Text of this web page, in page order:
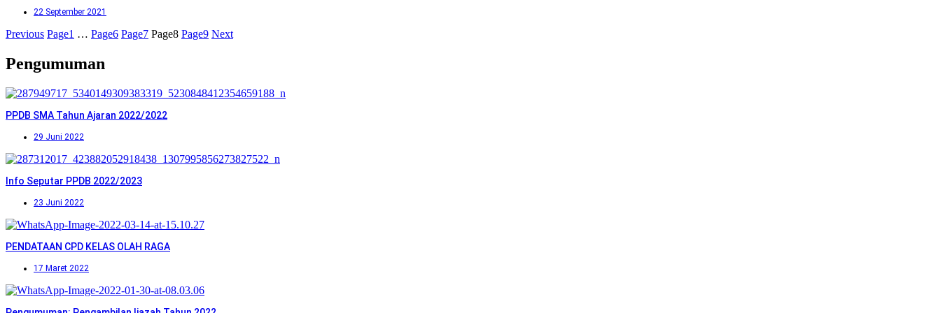
22 September 2021
Previous Page1 … Page6 Page7 Page8 Page9 Next
Pengumuman
PPDB SMA Tahun Ajaran 2022/2022
29 Juni 2022
Info Seputar PPDB 2022/2023
23 Juni 2022
PENDATAAN CPD KELAS OLAH RAGA
17 Maret 2022